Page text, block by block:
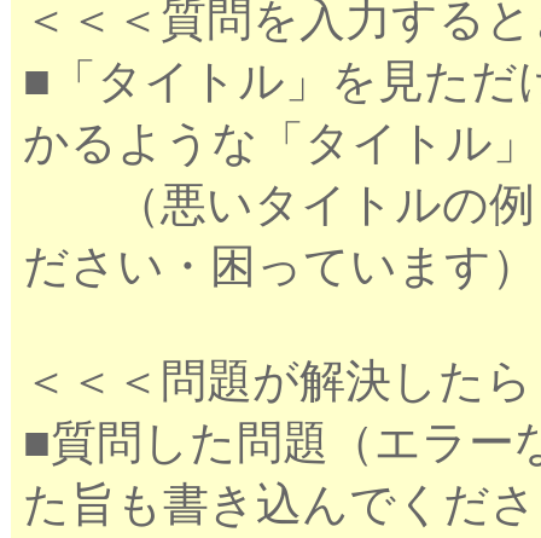
＜＜＜質問を入力する
■「タイトル」を見ただ
かるような「タイトル
（悪いタイトルの例
ださい・困っています）
＜＜＜問題が解決した
■質問した問題（エラー
た旨も書き込んでくだ